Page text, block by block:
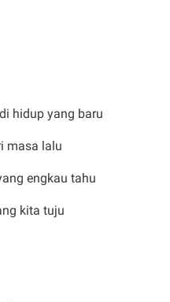
hidup yang baru
masa lalu
engkau tahu
kita tuju